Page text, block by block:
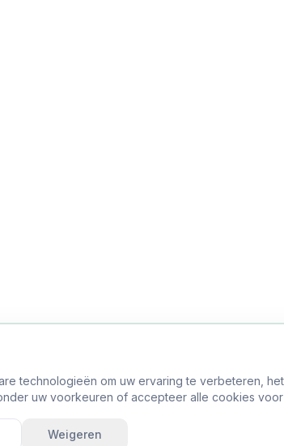
technologieën om uw ervaring te verbeteren,
uw voorkeuren of accepteer alle cookies
Weigeren